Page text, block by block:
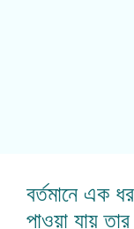
বর্তমানে এক
পাওয়া যায়